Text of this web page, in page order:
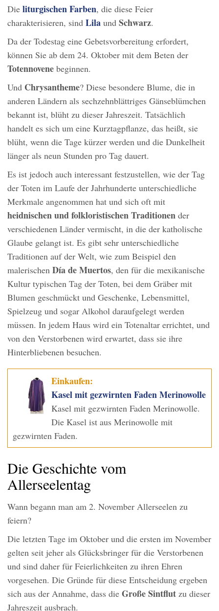
Die liturgischen Farben, die diese Feier
charakterisieren, sind Lila und Schwarz.
Da der Todestag eine Gebetsvorbereitung erfordert,
können Sie ab dem 24. Oktober mit dem Beten der
Totennovene beginnen.
Und Chrysantheme? Diese besondere Blume, die in
anderen Ländern als sechzehnblättriges Gänseblümchen
bekannt ist, blüht zu dieser Jahreszeit. Tatsächlich
handelt es sich um eine Kurztagpflanze, das heißt, sie
blüht, wenn die Tage kürzer werden und die Dunkelheit
länger als neun Stunden pro Tag dauert.
Es ist jedoch auch interessant festzustellen, wie der Tag
der Toten im Laufe der Jahrhunderte unterschiedliche
Merkmale angenommen hat und sich oft mit
heidnischen und folkloristischen Traditionen der
verschiedenen Länder vermischt, in die der katholische
Glaube gelangt ist. Es gibt sehr unterschiedliche
Traditionen auf der Welt, wie zum Beispiel den
malerischen Día de Muertos, den für die mexikanische
Kultur typischen Tag der Toten, bei dem Gräber mit
Blumen geschmückt und Geschenke, Lebensmittel,
Spielzeug und sogar Alkohol daraufgelegt werden
müssen. In jedem Haus wird ein Totenaltar errichtet, und
von den Verstorbenen wird erwartet, dass sie ihre
Hinterbliebenen besuchen.
Einkaufen:
Kasel mit gezwirnten Faden Merinowolle
Kasel mit gezwirnten Faden Merinowolle.
Die Kasel ist aus Merinowolle mit
gezwirnten Faden.
Die Geschichte vom
Allerseelentag
Wann begann man am 2. November Allerseelen zu
feiern?
Die letzten Tage im Oktober und die ersten im November
gelten seit jeher als Glücksbringer für die Verstorbenen
und sind daher für Feierlichkeiten zu ihren Ehren
vorgesehen. Die Gründe für diese Entscheidung ergeben
sich aus der Annahme, dass die Große Sintflut zu dieser
Jahreszeit ausbrach.